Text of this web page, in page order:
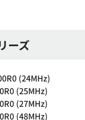
ーズ
(24MHz)
(25MHz)
(27MHz)
(48MHz)